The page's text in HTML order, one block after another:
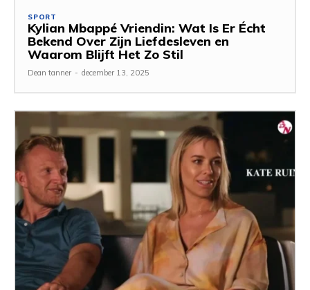
SPORT
Kylian Mbappé Vriendin: Wat Is Er Écht
Bekend Over Zijn Liefdesleven en
Waarom Blijft Het Zo Stil
Dean tanner - december 13, 2025